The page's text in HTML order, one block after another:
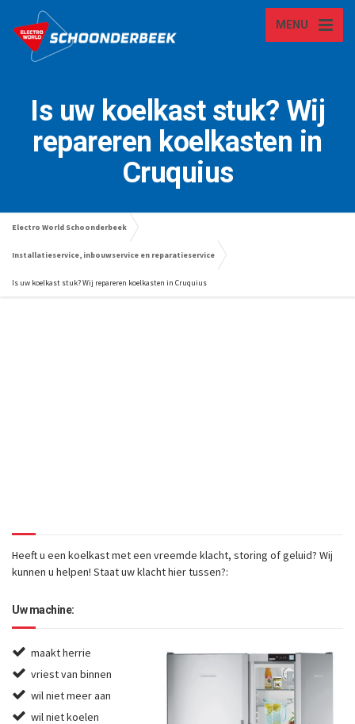
MENU
Is uw koelkast stuk? Wij
repareren koelkasten in
Cruquius
Electro World Schoonderbeek
Installatieservice, inbouwservice en reparatieservice
Is uw koelkast stuk? Wij repareren koelkasten in Cruquius
Heeft u een koelkast met een vreemde klacht, storing of geluid? Wij
kunnen u helpen! Staat uw klacht hier tussen?:
Uw machine:
maakt herrie
vriest van binnen
wil niet meer aan
wil niet koelen